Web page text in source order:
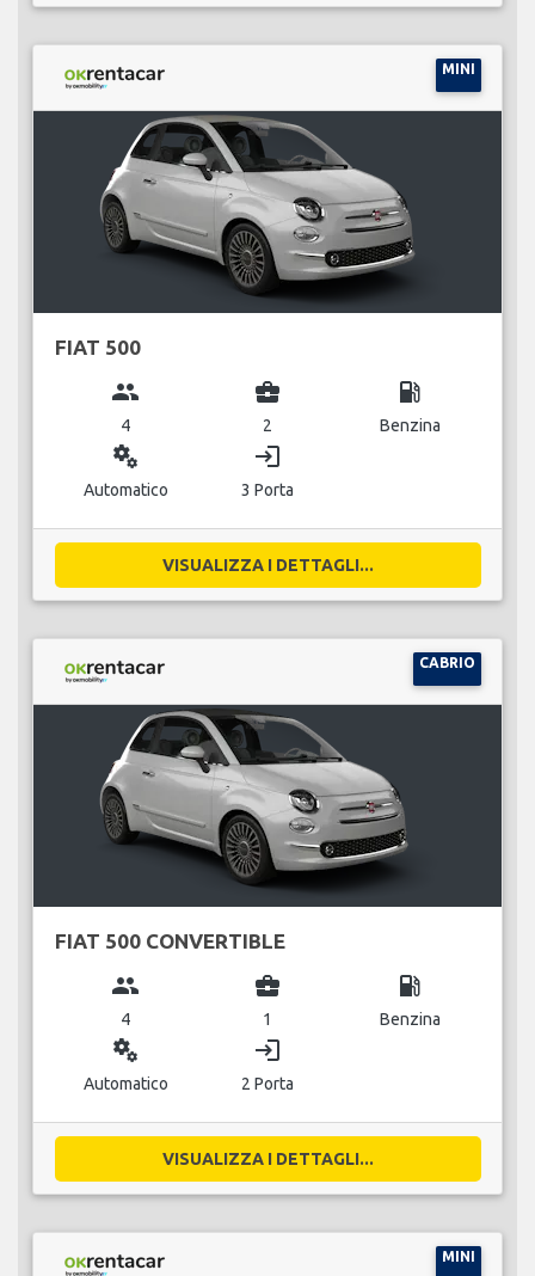
MINI
FIAT 500
group
4
business_center
2
local_gas_station
Benzina
miscellaneous_services
Automatico
login
3 Porta
VISUALIZZA I DETTAGLI...
CABRIO
FIAT 500 CONVERTIBLE
group
4
business_center
1
local_gas_station
Benzina
miscellaneous_services
Automatico
login
2 Porta
VISUALIZZA I DETTAGLI...
MINI